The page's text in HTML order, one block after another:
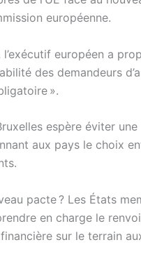
européenne.
européen a
des demandeurs
».
espère éviter
aux pays le choix
pacte ? Les États
en charge le
sur le terrain